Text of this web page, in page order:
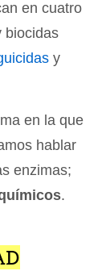
en cuatro
biocidas
y
en la que
hablar
enzimas;
.